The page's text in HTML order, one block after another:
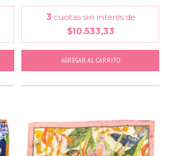
3 cuotas sin interés de
$10.533,33
AGREGAR AL CARRITO